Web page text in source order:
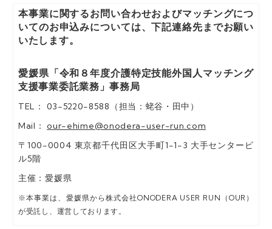
得した個人情報をご本人の同意な
く、第三者に提供することはありま
当個人情報の取扱いを委託すること
があります。委託にあたっては、委
託先における個人情報の安全管理が
図られるよう、委託先に対する必要
かつ適切な監督を行います。
f) 当社の保有個人データ又は第三者
得した保有個人データの利用目的の
通知、開示、内容の訂正、追加又は
本事業に関するお問い合わせおよびマッチングにつ
いてのお申込みについては、下記連絡先までお願い
いたします。
愛媛県「令和８年度介護特定技能外国人マッチング
支援事業委託業務」事務局
TEL： 03-5220-8588（担当：蛯谷・田中）
Mail：our-ehime@onodera-user-run.com
〒100-0004 東京都千代田区大手町1-1-3 大手センタービ
ル5階
主催：愛媛県
※本事業は、愛媛県から株式会社ONODERA USER RUN（OUR）
が受託し、運営しております。